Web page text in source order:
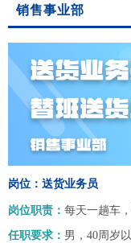
销售事业部
岗位：送货业务员
岗位职责： 每天一趟车
任职要求： 男，40周岁